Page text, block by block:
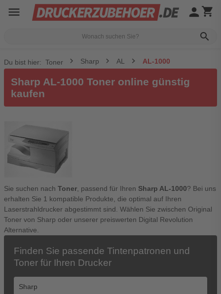
menu
search
person shopping_cart
Du bist hier: Toner Sharp AL AL-1000
Sharp AL-1000 Toner online günstig
kaufen
Sie suchen nach Toner , passend für Ihren Sharp AL-1000? Bei uns
erhalten Sie 1 kompatible Produkte, die optimal auf Ihren
Laserstrahldrucker abgestimmt sind. Wählen Sie zwischen Original
Toner von Sharp oder unserer preiswerten Digital Revolution
Alternative.
Finden Sie passende Tintenpatronen und
Toner für Ihren Drucker